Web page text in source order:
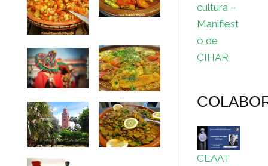
cultura –
Manifiest
o de
CIHAR
CEAAT